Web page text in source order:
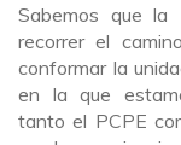
Sabemos que la
recorrer el
conformar la
en la que
tanto el PCPE